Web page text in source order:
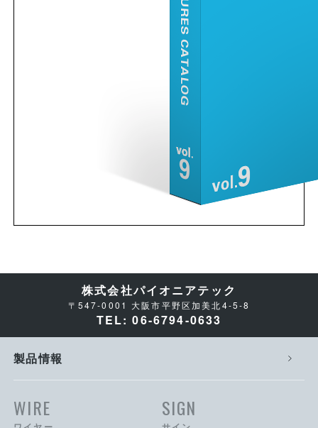
株式会社パイオニアテック
〒547-0001 大阪市平野区加美北4-5-8
TEL: 06-6794-0633
製品情報
WIRE SIGN